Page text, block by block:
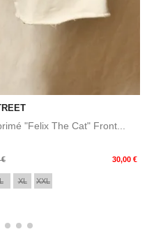
"Felix The Cat" Front...
€ 30,00 €
L XL XXL